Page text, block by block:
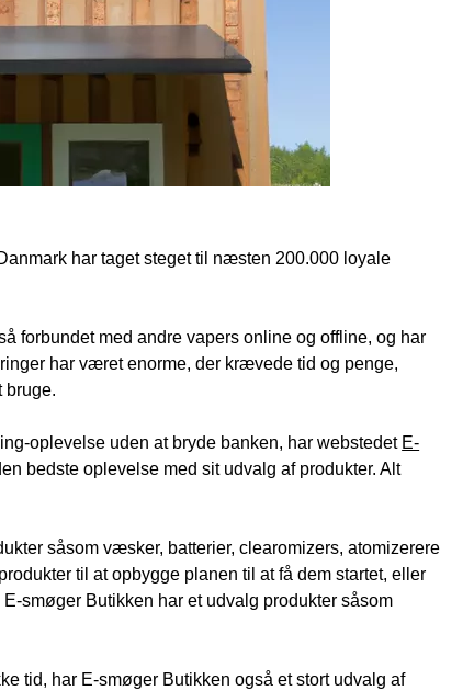
har taget steget til næsten 200.000 loyale
forbundet med andre vapers online og offline, og har
har været enorme, der krævede tid og penge,
bruge.
oplevelse uden at bryde banken, har webstedet E-
bedste oplevelse med sit udvalg af produkter. Alt
såsom væsker, batterier, clearomizers, atomizerere
til at opbygge planen til at få dem startet, eller
smøger Butikken har et udvalg produkter såsom
tid, har E-smøger Butikken også et stort udvalg af